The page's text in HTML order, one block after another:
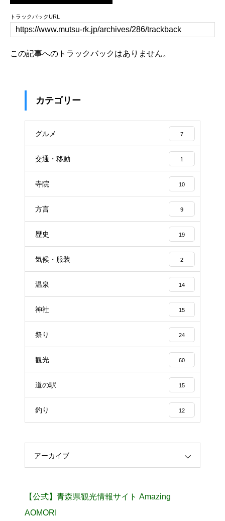
トラックバックURL
この記事へのトラックバックはありません。
カテゴリー
グルメ 7
交通・移動 1
寺院 10
方言 9
歴史 19
気候・服装 2
温泉 14
神社 15
祭り 24
観光 60
道の駅 15
釣り 12
アーカイブ
【公式】青森県観光情報サイト Amazing
AOMORI